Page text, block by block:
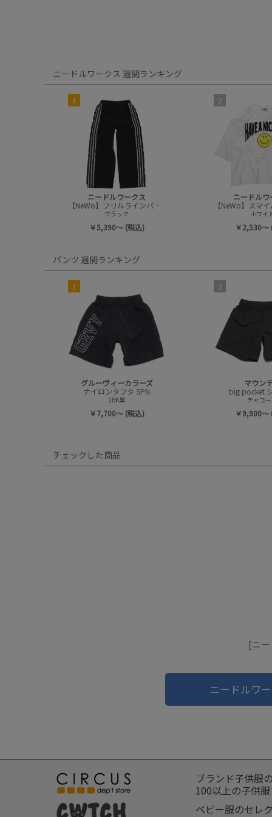
ニードルワークス 週間ランキング
1
ニードルワークス
【NeWo】フリルラインパンツ
ブラック
￥5,390～ (税込)
2
ニードルワ
ホワイ
￥2,530～
パンツ 週間ランキング
1
グルーヴィーカラーズ
ナイロンタフタ SPN
2BK黒
￥7,700～ (税込)
2
マウン
big pocket
チャコ
￥9,900～
チェックした商品
[ニ
ニードルワ
ブランド子供服
100以上の子供
ベビー服のセレ